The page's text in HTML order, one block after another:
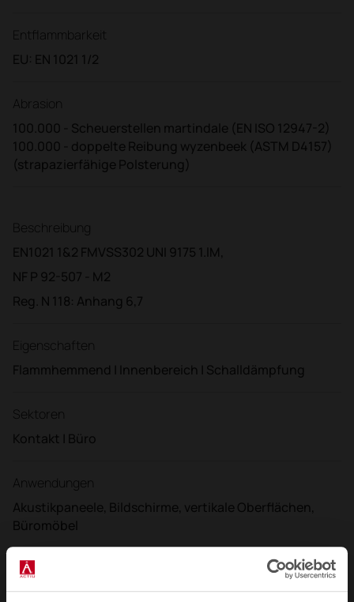
Entflammbarkeit
EU: EN 1021 1/2
Abrasion
100.000 - Scheuerstellen martindale (EN ISO 12947-2)
100.000 - doppelte Reibung wyzenbeek (ASTM D4157)
(strapazierfähige Polsterung)
Beschreibung
EN1021 1&2 FMVSS302 UNI 9175 1.lM,
NF P 92-507 - M2
Reg. N 118: Anhang 6,7
Eigenschaften
Flammhemmend | Innenbereich | Schalldämpfung
Sektoren
Kontakt | Büro
Anwendungen
Akustikpaneele, Bildschirme, vertikale Oberflächen,
Büromöbel
Wartung
Häufig staubsaugen. Bei Flecken ein feuchtes Tuch mit